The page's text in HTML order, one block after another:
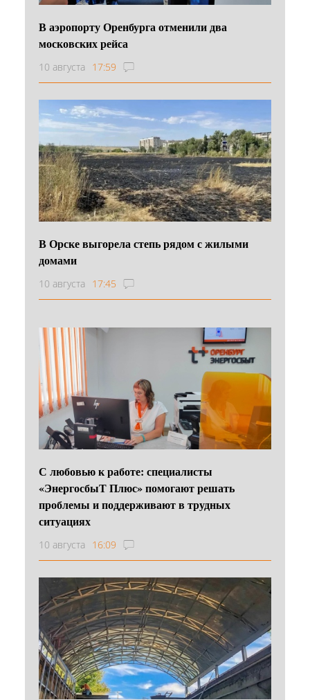
В аэропорту Оренбурга отменили два
московских рейса
10 августа 17:59
В Орске выгорела степь рядом с жилыми
домами
10 августа 17:45
С любовью к работе: специалисты
«ЭнергосбыТ Плюс» помогают решать
проблемы и поддерживают в трудных
ситуациях
10 августа 16:09